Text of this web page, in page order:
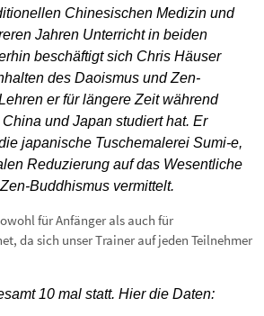
Chinesischen Medizin und
Jahren Unterricht in beiden
beschäftigt sich Chris Häuser
des Daoismus und Zen-
er für längere Zeit während
und Japan studiert hat. Er
japanische Tuschemalerei Sumi-e,
Reduzierung auf das Wesentliche
Buddhismus vermittelt.
für Anfänger als auch für
da sich unser Trainer auf jeden Teilnehmer
10 mal statt. Hier die Daten: